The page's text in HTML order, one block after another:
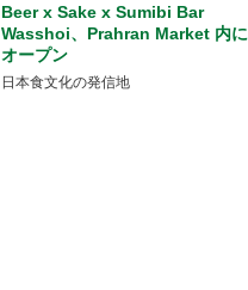
Beer x Sake x Sumibi Bar
Wasshoi、Prahran Market 内に
オープン
日本食文化の発信地